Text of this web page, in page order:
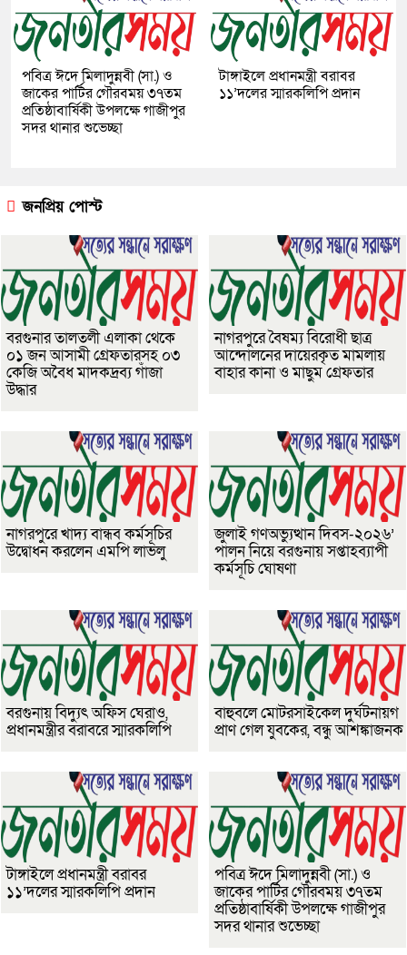
পবিত্র ঈদে মিলাদুন্নবী (সা.) ও
জাকের পার্টির গৌরবময় ৩৭তম
প্রতিষ্ঠাবার্ষিকী উপলক্ষে গাজীপুর
সদর থানার শুভেচ্ছা
টাঙ্গাইলে প্রধানমন্ত্রী বরাবর
১১’দলের স্মারকলিপি প্রদান
জনপ্রিয় পোস্ট
বরগুনার তালতলী এলাকা থেকে
০১ জন আসামী গ্রেফতারসহ ০৩
কেজি অবৈধ মাদকদ্রব্য গাঁজা
উদ্ধার
নাগরপুরে বৈষম্য বিরোধী ছাত্র
আন্দোলনের দায়েরকৃত মামলায়
বাহার কানা ও মাছুম গ্রেফতার
নাগরপুরে খাদ্য বান্ধব কর্মসূচির
উদ্বোধন করলেন এমপি লাভলু
জুলাই গণঅভ্যুত্থান দিবস-২০২৬’
পালন নিয়ে বরগুনায় সপ্তাহব্যাপী
কর্মসূচি ঘোষণা
বরগুনায় বিদ্যুৎ অফিস ঘেরাও,
প্রধানমন্ত্রীর বরাবরে স্মারকলিপি
বাহুবলে মোটরসাইকেল দুর্ঘটনায়গ
প্রাণ গেল যুবকের, বন্ধু আশঙ্কাজনক
টাঙ্গাইলে প্রধানমন্ত্রী বরাবর
১১’দলের স্মারকলিপি প্রদান
পবিত্র ঈদে মিলাদুন্নবী (সা.) ও
জাকের পার্টির গৌরবময় ৩৭তম
প্রতিষ্ঠাবার্ষিকী উপলক্ষে গাজীপুর
সদর থানার শুভেচ্ছা